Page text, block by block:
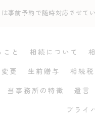
事前予約で随時対応させて
と 相続について
更 生前贈与 相続税
当事務所の特徴 遺言
プライ